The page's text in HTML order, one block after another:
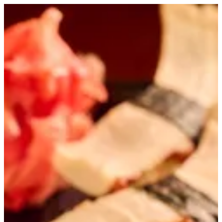
EN
تسجيل الدخول
EN
Kani | ARIGATO | Simonds company